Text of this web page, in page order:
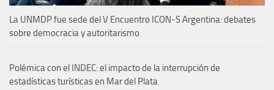
La UNMDP fue sede del V Encuentro ICON-S Argentina: debates
sobre democracia y autoritarismo
Polémica con el INDEC: el impacto de la interrupción de
estadísticas turísticas en Mar del Plata